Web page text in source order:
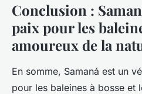
Conclusion :
paix pour les
amoureux de la
En somme, Samaná est un
pour les baleines à bosse et